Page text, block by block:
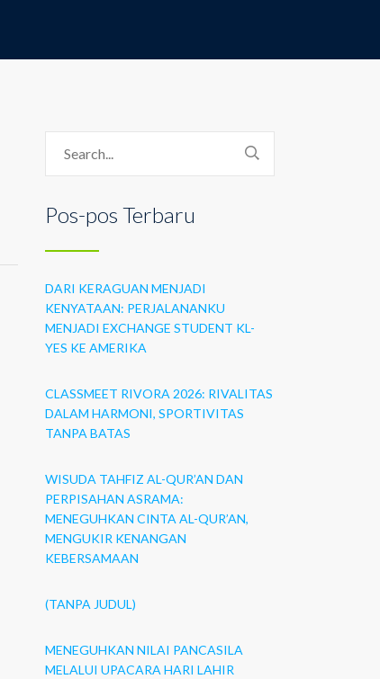
Pos-pos Terbaru
DARI KERAGUAN MENJADI
KENYATAAN: PERJALANANKU
MENJADI EXCHANGE STUDENT KL-
YES KE AMERIKA
CLASSMEET RIVORA 2026: RIVALITAS
DALAM HARMONI, SPORTIVITAS
TANPA BATAS
WISUDA TAHFIZ AL-QUR’AN DAN
PERPISAHAN ASRAMA:
MENEGUHKAN CINTA AL-QUR’AN,
MENGUKIR KENANGAN
KEBERSAMAAN
(TANPA JUDUL)
MENEGUHKAN NILAI PANCASILA
MELALUI UPACARA HARI LAHIR